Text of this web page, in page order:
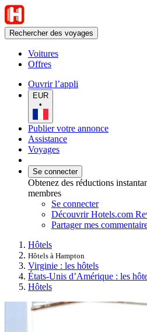
Rechercher des voyages
Voitures
Offres
Ouvrir l’appli
EUR
•
Publier votre annonce
Assistance
Voyages
Se connecter
Obtenez des réductions
membres
Se connecter
Découvrir Hotels.com
Partager mes
Hôtels
Hôtels à Hampton
Virginie : les hôtels
États-Unis d’Amérique : les
Hôtels